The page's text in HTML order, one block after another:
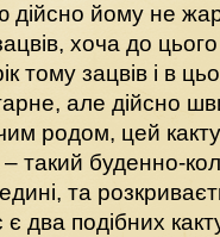
дійсно йому не
хоча до цього
тому зацвів і в
але дійсно
родом, цей
такий буденно-
та
два подібних